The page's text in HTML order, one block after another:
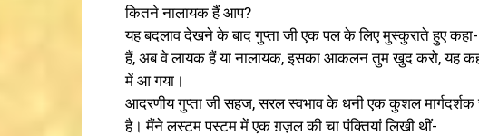
कितने नालायक हैं आप?
यह बदलाव देखने के बाद गुप्ता जी एक पल के लिए मुस्कुराते हुए
हैं, अब वे लायक हैं या नालायक, इसका आकलन तुम खुद करो, यह
में आ गया।
आदरणीय गुप्ता जी सहज, सरल स्वभाव के धनी एक कुशल मार्गदर्शक
है। मैंने लस्टम पस्टम में एक ग़ज़ल की चा पंक्तियां लिखी थीं-